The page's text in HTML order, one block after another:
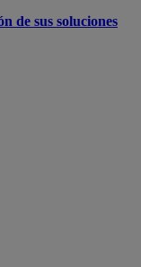
de sus soluciones